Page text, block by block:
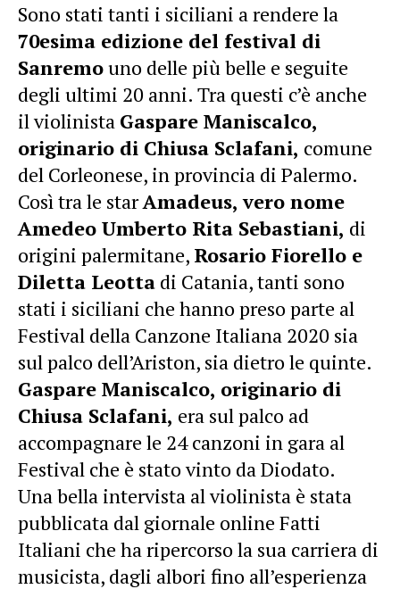
Sono stati tanti i siciliani a rendere la
70esima edizione del festival di
Sanremouno delle più belle e seguite
degli ultimi 20 anni. Tra questi c’è anche
il violinista Gaspare Maniscalco,
originario di Chiusa Sclafani, comune
del Corleonese, in provincia di Palermo.
Così tra le starAmadeus, vero nome
Amedeo Umberto Rita Sebastiani, di
origini palermitane, Rosario Fiorello e
Diletta Leotta di Catania, tanti sono
stati i siciliani che hanno preso parte al
Festival della Canzone Italiana 2020 sia
sul palco dell’Ariston, sia dietro le quinte.
Gaspare Maniscalco, originario di
Chiusa Sclafani, era sul palco ad
accompagnare le 24 canzoni in gara al
Festival che è stato vinto da Diodato.
Una bella intervista al violinista è stata
pubblicata dal giornale online Fatti
Italiani che ha ripercorso la sua carriera di
musicista, dagli albori fino all’esperienza